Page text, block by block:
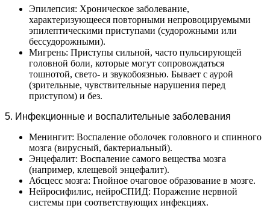
Эпилепсия: Хроническое заболевание,
характеризующееся повторными непровоцируемыми
эпилептическими приступами (судорожными или
бессудорожными).
Мигрень: Приступы сильной, часто пульсирующей
головной боли, которые могут сопровождаться
тошнотой, свето- и звукобоязнью. Бывает с аурой
(зрительные, чувствительные нарушения перед
приступом) и без.
5. Инфекционные и воспалительные заболевания
Менингит: Воспаление оболочек головного и спинного
мозга (вирусный, бактериальный).
Энцефалит: Воспаление самого вещества мозга
(например, клещевой энцефалит).
Абсцесс мозга: Гнойное очаговое образование в мозге.
Нейросифилис, нейроСПИД: Поражение нервной
системы при соответствующих инфекциях.